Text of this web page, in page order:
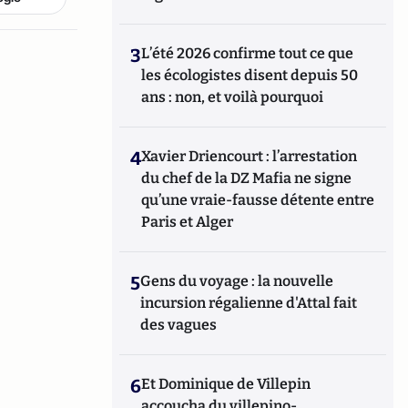
3L’été 2026 confirme tout ce que
les écologistes disent depuis 50
ans : non, et voilà pourquoi
4Xavier Driencourt : l’arrestation
du chef de la DZ Mafia ne signe
qu’une vraie-fausse détente entre
Paris et Alger
5Gens du voyage : la nouvelle
incursion régalienne d'Attal fait
des vagues
6Et Dominique de Villepin